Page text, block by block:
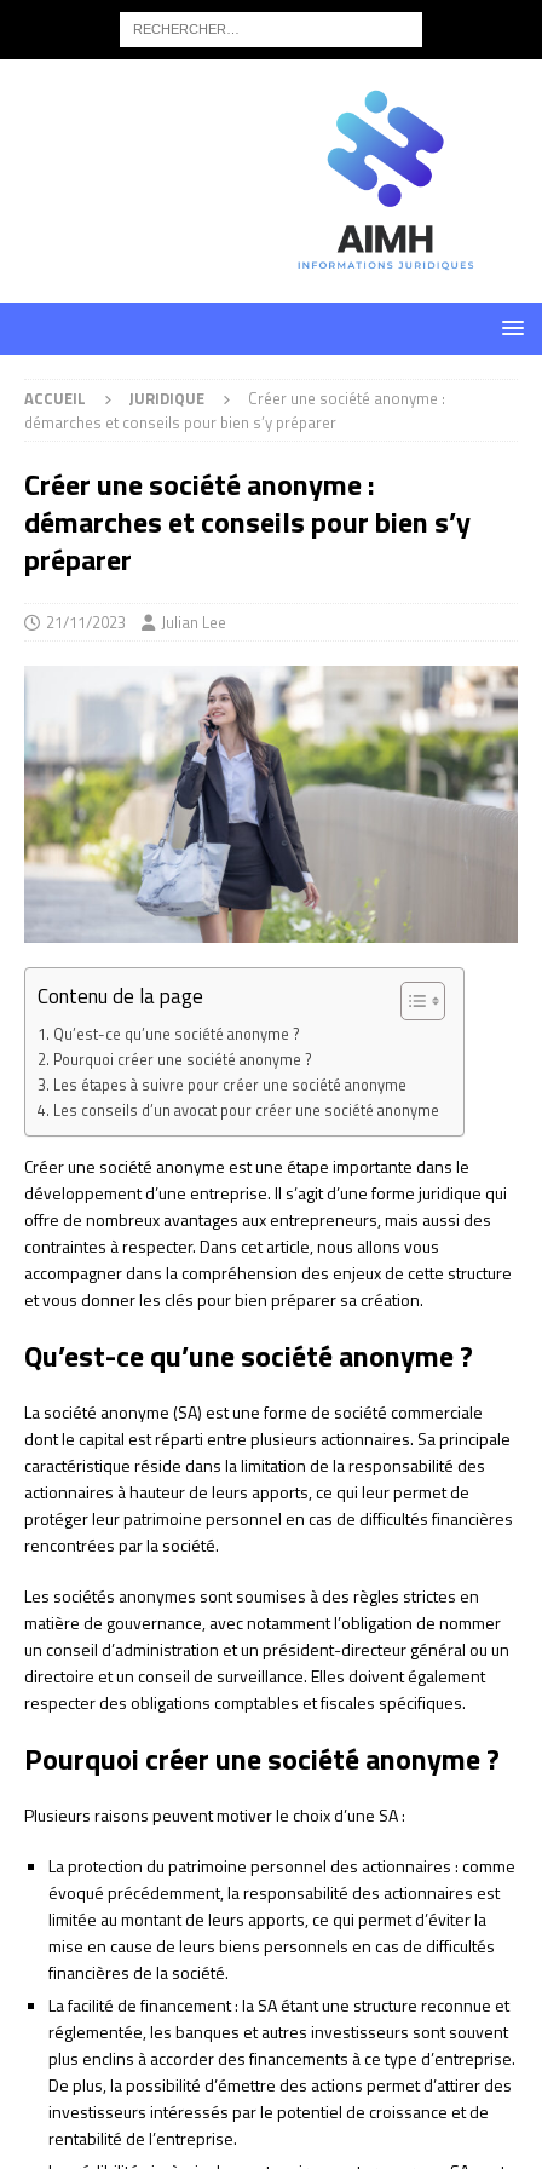
ACCUEIL JURIDIQUE
Créer une société anonyme :
démarches et conseils pour bien s’y préparer
Créer une société anonyme :
démarches et conseils pour bien s’y
préparer
21/11/2023 Julian Lee
Contenu de la page
Qu’est-ce qu’une société anonyme ?
Pourquoi créer une société anonyme ?
Les étapes à suivre pour créer une société anonyme
Les conseils d’un avocat pour créer une société anonyme
Créer une société anonyme est une étape importante dans le
développement d’une entreprise. Il s’agit d’une forme juridique qui
offre de nombreux avantages aux entrepreneurs, mais aussi des
contraintes à respecter. Dans cet article, nous allons vous
accompagner dans la compréhension des enjeux de cette structure
et vous donner les clés pour bien préparer sa création.
Qu’est-ce qu’une société anonyme ?
La société anonyme (SA) est une forme de société commerciale
dont le capital est réparti entre plusieurs actionnaires. Sa principale
caractéristique réside dans la limitation de la responsabilité des
actionnaires à hauteur de leurs apports, ce qui leur permet de
protéger leur patrimoine personnel en cas de difficultés financières
rencontrées par la société.
Les sociétés anonymes sont soumises à des règles strictes en
matière de gouvernance, avec notamment l’obligation de nommer
un conseil d’administration et un président-directeur général ou un
directoire et un conseil de surveillance. Elles doivent également
respecter des obligations comptables et fiscales spécifiques.
Pourquoi créer une société anonyme ?
Plusieurs raisons peuvent motiver le choix d’une SA :
La protection du patrimoine personnel des actionnaires : comme
évoqué précédemment, la responsabilité des actionnaires est
limitée au montant de leurs apports, ce qui permet d’éviter la
mise en cause de leurs biens personnels en cas de difficultés
financières de la société.
La facilité de financement : la SA étant une structure reconnue et
réglementée, les banques et autres investisseurs sont souvent
plus enclins à accorder des financements à ce type d’entreprise.
De plus, la possibilité d’émettre des actions permet d’attirer des
investisseurs intéressés par le potentiel de croissance et de
rentabilité de l’entreprise.